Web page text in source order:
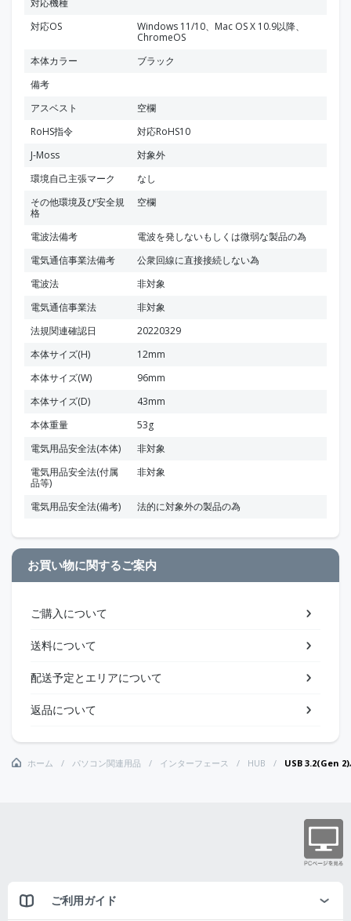
対応OS
Windows 11/10、Mac OS X 10.9以降、
ChromeOS
本体カラー
ブラック
備考
アスベスト
空欄
RoHS指令
対応RoHS10
J-Moss
対象外
環境自己主張マーク
なし
その他環境及び安全規
格
空欄
電波法備考
電波を発しないもしくは微弱な製品の為
電気通信事業法備考
公衆回線に直接接続しない為
電波法
非対象
電気通信事業法
非対象
法規関連確認日
20220329
本体サイズ(H)
12mm
本体サイズ(W)
96mm
本体サイズ(D)
43mm
本体重量
53g
電気用品安全法(本体)
非対象
電気用品安全法(付属
品等)
非対象
電気用品安全法(備考) 法的に対象外の製品の為
お買い物に関するご案内
ご購入について
送料について
配送予定とエリアについて
返品について
ホーム パソコン関連用品 インターフェース HUB USB 3.2(Gen 2)
ご利用ガイド